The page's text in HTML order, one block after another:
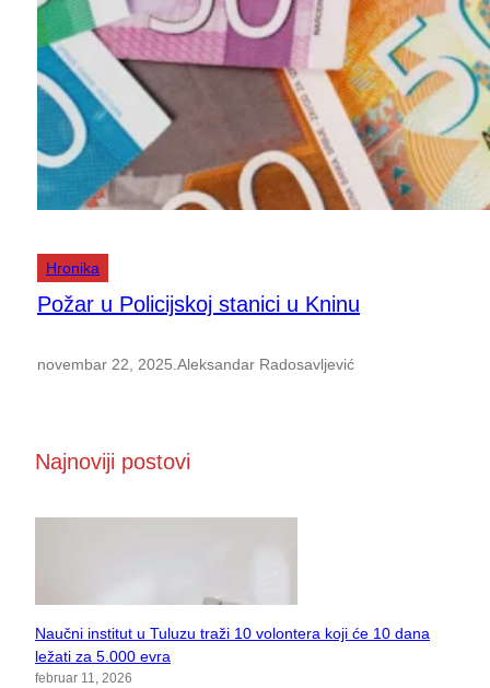
Hronika
Požar u Policijskoj stanici u Kninu
novembar 22, 2025.Aleksandar Radosavljević
Najnoviji postovi
Naučni institut u Tuluzu traži 10 volontera koji će 10 dana
ležati za 5.000 evra
februar 11, 2026